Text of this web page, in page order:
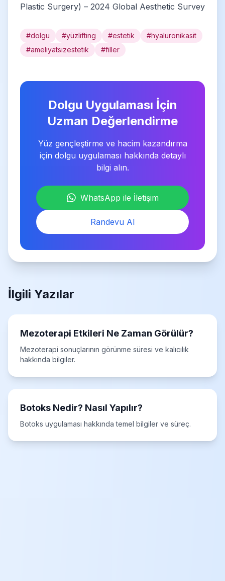
Plastic Surgery) – 2024 Global Aesthetic Survey
#dolgu #yüzlifting #estetik
#hyaluronikasit
#ameliyatsızestetik
#filler
Dolgu Uygulaması İçin
Uzman Değerlendirme
Yüz gençleştirme ve hacim kazandırma
için dolgu uygulaması hakkında detaylı
bilgi alın.
WhatsApp ile İletişim
Randevu Al
İlgili Yazılar
Mezoterapi Etkileri Ne Zaman Görülür?
Mezoterapi sonuçlarının görünme süresi ve kalıcılık
hakkında bilgiler.
Botoks Nedir? Nasıl Yapılır?
Botoks uygulaması hakkında temel bilgiler ve süreç.